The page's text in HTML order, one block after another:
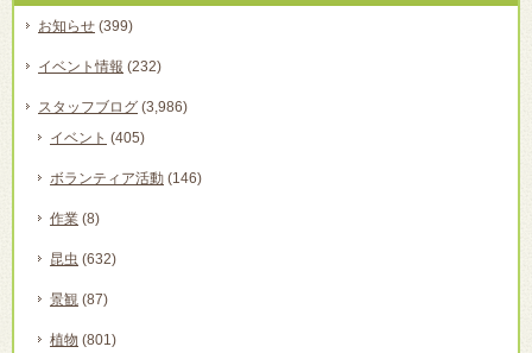
お知らせ (399)
イベント情報 (232)
スタッフブログ (3,986)
イベント (405)
ボランティア活動 (146)
作業 (8)
昆虫 (632)
景観 (87)
植物 (801)